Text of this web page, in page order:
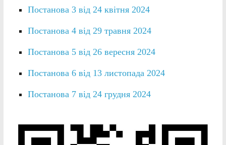
Постанова 3 від 24 квітня 2024
Постанова 4 від 29 травня 2024
Постанова 5 від 26 вересня 2024
Постанова 6 від 13 листопада 2024
Постанова 7 від 24 грудня 2024